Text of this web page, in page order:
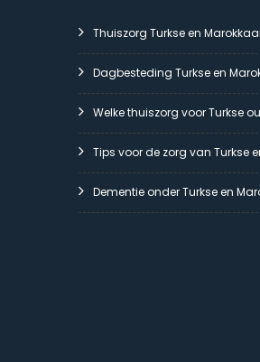
Thuiszorg Turkse en
Dagbesteding Turkse en
Welke thuiszorg voor Turkse
Tips voor de zorg van Turkse
Dementie onder Turkse en